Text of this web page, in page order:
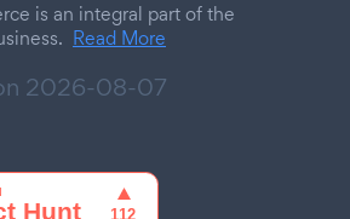
is an integral part of the
Read More
2026-08-07